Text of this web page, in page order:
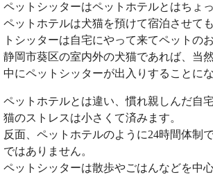
ペットシッターはペットホテルとはちょ
ペットホテルは犬猫を預けて宿泊させて
トシッターは自宅にやって来てペットの
静岡市葵区の室内外の犬猫であれば、当
中にペットシッターが出入りすることにな
ペットホテルとは違い、慣れ親しんだ自
猫のストレスは小さくて済みます。
反面、ペットホテルのように24時間体制
ではありません。
ペットシッターは散歩やごはんなどを中